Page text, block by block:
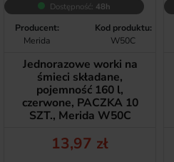
Dostępność: 48h
Producent:
Merida
Kod produktu:
W50C
Jednorazowe worki na
śmieci składane,
pojemność 160 l,
czerwone, PACZKA 10
SZT., Merida W50C
Cena
13,97 zł